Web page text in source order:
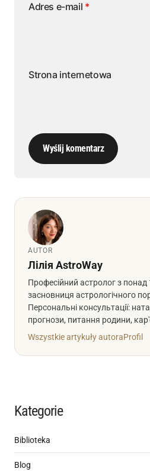
Adres e-mail *
Strona internetowa
Wyślij komentarz
AUTOR
Лілія AstroWay
Професійний астролог з понад
засновниця астрологічного
Персональні консультації:
прогнози, питання родини,
Wszystkie artykuły autoraProfil
Kategorie
Biblioteka
Blog